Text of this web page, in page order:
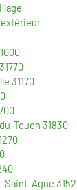
31170
Touch 31830
Saint-Agne